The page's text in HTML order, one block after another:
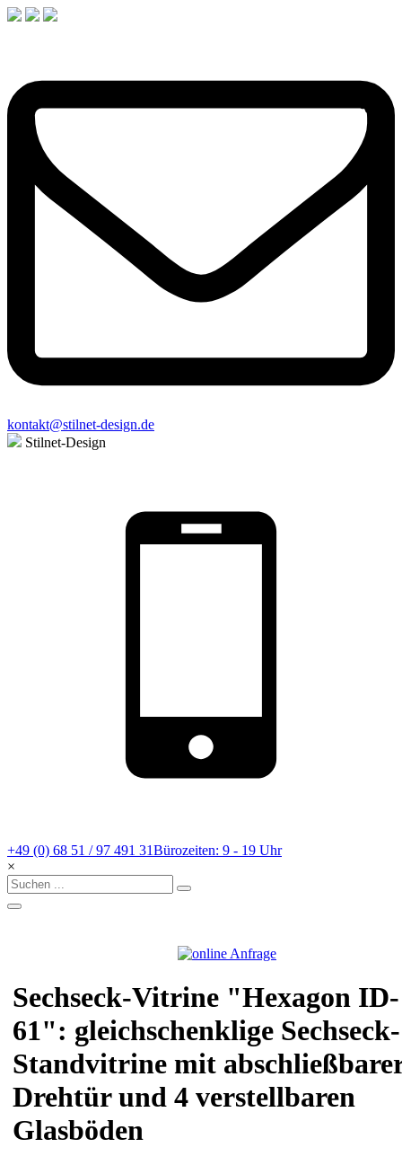
kontakt@stilnet-design.de
Stilnet-Design
+49 (0) 68 51 / 97 491 31Bürozeiten: 9 - 19 Uhr
×
Sechseck-Vitrine "Hexagon ID-
61": gleichschenklige Sechseck-
Standvitrine mit
Drehtür und 4 verstellbaren
Glasböden